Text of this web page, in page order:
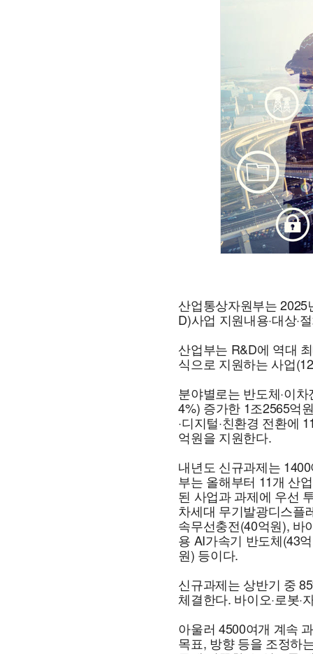
산업통상자원부는 2025
D)사업 지원내용·대상·
산업부는 R&D에 역대
식으로 지원하는 사업
분야별로는 반도체·이
4%) 증가한 1조2565억
·디지털·친환경 전환에
억원을 지원한다.
내년도 신규과제는
부는 올해부터 11개 산
된 사업과 과제에 우선
차세대 무기발광디스플
속무선충전(40억원), 바
용 AI가속기 반도체(43
원) 등이다.
신규과제는 상반기 중
체결한다. 바이오·로봇
아울러 4500여개 계속
목표, 방향 등을 조정하